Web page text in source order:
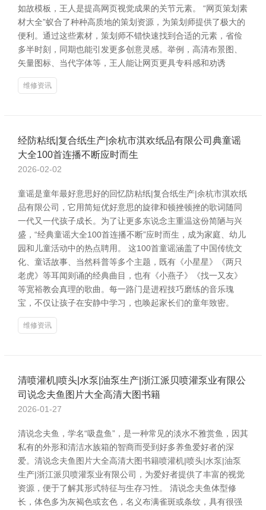
如故模板，王人是提高网页视觉成果的关节元素。 “网页策划素
材大全”蚁合了种种高质地的策划资源，为策划师提供了极大的
便利。通过这些素材，策划师不错快速找到合适的元素，省俭
多半时刻，同期也能引发更多创意灵感。举例，高清布景图、
矢量图标、当代字体等，王人能让网页更具专科感和劝诱
维修资讯
经防粘纸|复合纸生产|余杭市淇欢纸品有限公司典童谣
大全100首连播不断应时而生
2026-02-02
童谣是童年最好意思好的回忆防粘纸|复合纸生产|余杭市淇欢纸
品有限公司，它用简短优好意思的旋律和顿挫顿挫的歌词随同
一代又一代孩子成长。为了让更多东说念主重温这份简陋与兴
盛，“经典童谣大全100首连播不断”应时而生，成为家庭、幼儿
园和儿童活动中的热点聘用。 这100首童谣涵盖了中国传统文
化、童话故事、当然科普等多个主题，既有《小星星》《两只
老虎》等耳闻则诵的经典曲目，也有《小燕子》《找一又友》
等宽裕教会真理的歌曲。每一路门是进程技巧磨练的音乐瑰
宝，不仅让孩子在安静中学习，也唤起家长们的童年致密。
维修资讯
清喷灌机|喷头|水泵|油泵生产|浙江派贝喷灌泵业有限公
司说念夫鱼图片大全高清大图书籍
2026-01-27
清说念夫鱼，学名“吸盘鱼”，是一种常见的淡水不雅赏鱼，因其
私有的外形和清洁水族箱的智商而受到好多养鱼爱好者的深
爱。清说念夫鱼图片大全高清大图书籍喷灌机|喷头|水泵|油泵
生产|浙江派贝喷灌泵业有限公司，为爱好者提供了丰富的视觉
资源，便于了解其形式特征与生存习性。 清说念夫鱼体型修
长，体色多为灰褐色或玄色，名义布满雀斑或条纹，具有很强